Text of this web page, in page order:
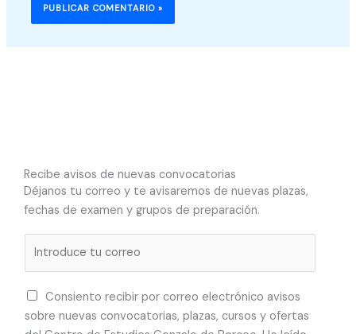
Recibe avisos de nuevas convocatorias
Déjanos tu correo y te avisaremos de nuevas plazas,
fechas de examen y grupos de preparación.
r
e
A
c
Consiento recibir por correo electrónico avisos
sobre nuevas convocatorias, plazas, cursos y ofertas